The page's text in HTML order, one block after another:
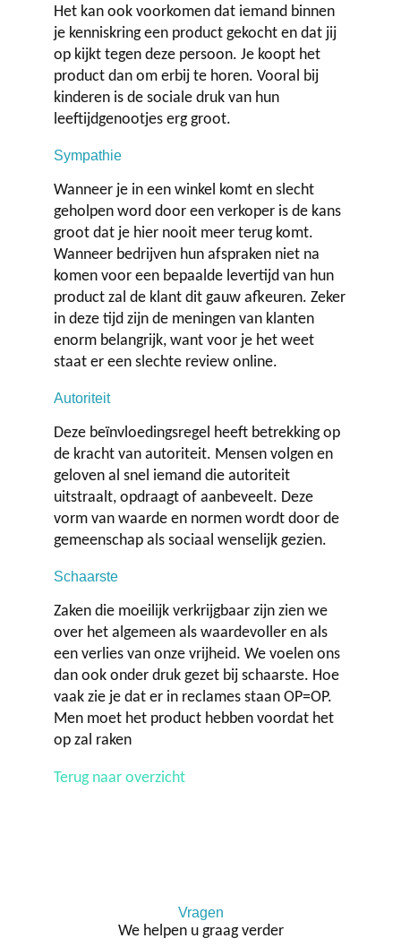
Het kan ook voorkomen dat iemand binnen
je kenniskring een product gekocht en dat jij
op kijkt tegen deze persoon. Je koopt het
product dan om erbij te horen. Vooral bij
kinderen is de sociale druk van hun
leeftijdgenootjes erg groot.
Sympathie
Wanneer je in een winkel komt en slecht
geholpen word door een verkoper is de kans
groot dat je hier nooit meer terug komt.
Wanneer bedrijven hun afspraken niet na
komen voor een bepaalde levertijd van hun
product zal de klant dit gauw afkeuren. Zeker
in deze tijd zijn de meningen van klanten
enorm belangrijk, want voor je het weet
staat er een slechte review online.
Autoriteit
Deze beïnvloedingsregel heeft betrekking op
de kracht van autoriteit. Mensen volgen en
geloven al snel iemand die autoriteit
uitstraalt, opdraagt of aanbeveelt. Deze
vorm van waarde en normen wordt door de
gemeenschap als sociaal wenselijk gezien.
Schaarste
Zaken die moeilijk verkrijgbaar zijn zien we
over het algemeen als waardevoller en als
een verlies van onze vrijheid. We voelen ons
dan ook onder druk gezet bij schaarste. Hoe
vaak zie je dat er in reclames staan OP=OP.
Men moet het product hebben voordat het
op zal raken
Terug naar overzicht
Vragen
We helpen u graag verder